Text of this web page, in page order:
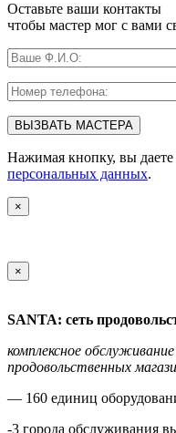
Оставьте ваши контакты
чтобы мастер мог с вами
Нажимая кнопку, вы даете
персональных данных.
×
×
SANTA: сеть
комплексное
продовольственных
— 160 единиц
-3 города обслуживания